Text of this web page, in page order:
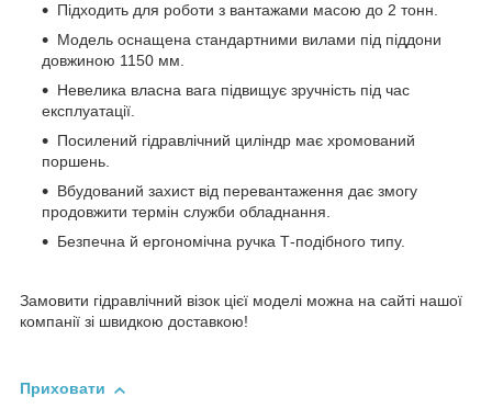
Підходить для роботи з вантажами масою до 2 тонн.
Модель оснащена стандартними вилами під піддони
довжиною 1150 мм.
Невелика власна вага підвищує зручність під час
експлуатації.
Посилений гідравлічний циліндр має хромований
поршень.
Вбудований захист від перевантаження дає змогу
продовжити термін служби обладнання.
Безпечна й ергономічна ручка Т-подібного типу.
Замовити гідравлічний візок цієї моделі можна на сайті нашої
компанії зі швидкою доставкою!
Приховати